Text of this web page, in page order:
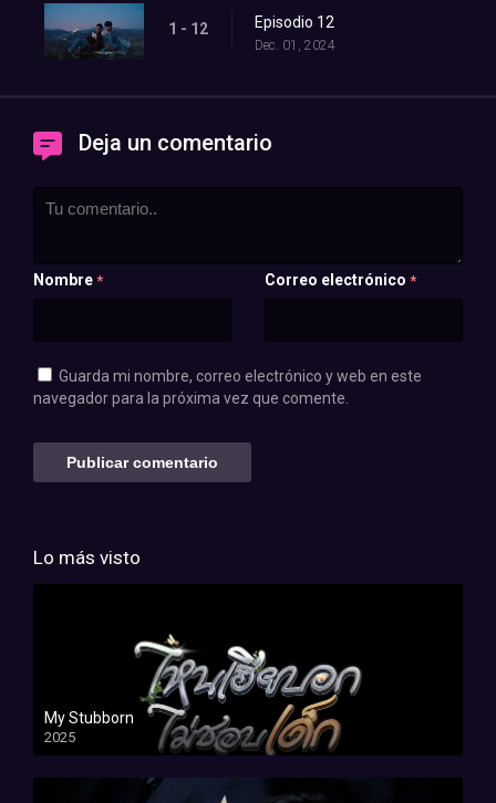
1 - 12 Episodio 12
Dec. 01, 2024
Deja un comentario
Nombre * Correo electrónico *
Guarda mi nombre, correo electrónico y web en este
navegador para la próxima vez que comente.
Lo más visto
My Stubborn
2025